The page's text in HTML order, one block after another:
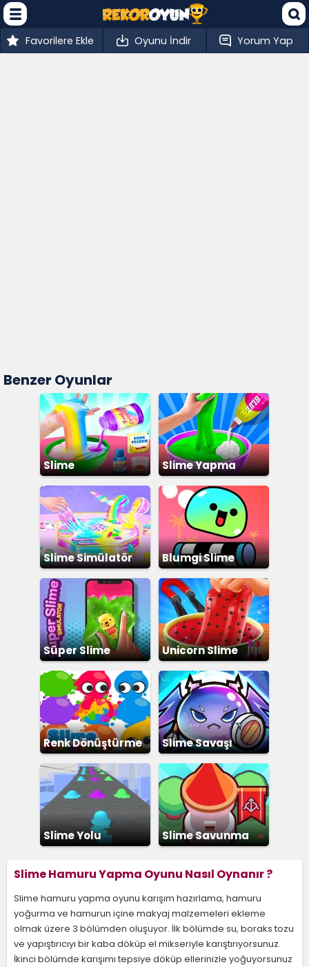
Favorilere Ekle Oyunu İndir Yorum Yap
Benzer Oyunlar
Slime Slime Yapma
Slime Simülatör Blumgi Slime
Süper Slime
Simülatör
Unicorn Slime
Yapma
Renk Dönüştürme Slime Savaşı
Slime Yolu Slime Savunma
Slime Hamuru Yapma Oyunu Nasıl Oynanır ?
Slime hamuru yapma oyunu karışım hazırlama, hamuru
yoğurma ve hamurun içine makyaj malzemeleri ekleme
olmak üzere 3 bölümden oluşuyor. İlk bölümde su, boraks tozu
ve yapıştırıcıyı bir kaba döküp el mikseriyle karıştırıyorsunuz.
İkinci bölümde karışımı tepsiye döküp ellerinizle yoğuyorsunuz